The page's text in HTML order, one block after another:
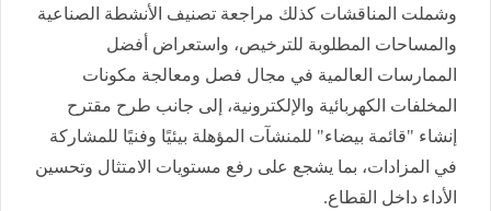
وشملت المناقشات كذلك مراجعة تصنيف الأنشطة الصناعية
والمساحات المطلوبة للترخيص، واستعراض أفضل
الممارسات العالمية في مجال فصل ومعالجة مكونات
المخلفات الكهربائية والإلكترونية، إلى جانب طرح مقترح
إنشاء "قائمة بيضاء" للمنشآت المؤهلة بيئيًا وفنيًا للمشاركة
في المزادات، بما يشجع على رفع مستويات الامتثال وتحسين
الأداء داخل القطاع.